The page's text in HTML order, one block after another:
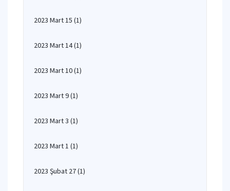
2023 Mart 15 (1)
2023 Mart 14(1)
2023 Mart 10(1)
2023 Mart 9(1)
2023 Mart 3 (1)
2023 Mart 1 (1)
2023 Şubat 27(1)